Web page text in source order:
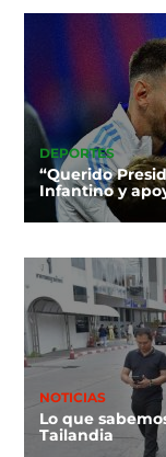
DEPORTES
“Querido
Infantino y
NOTICIAS
Lo que
Tailandia